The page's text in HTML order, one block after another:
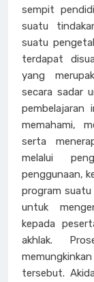
sempit
suatu
suatu
terdapat
yang
secara sadar
pembelajaran
memahami,
serta
melalui
penggunaan,
program suatu
untuk
kepada
akhlak.
tersebut.